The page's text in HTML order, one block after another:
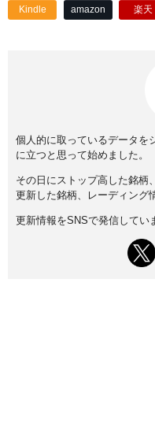
Kindle amazon 楽天
個人的に取っているデータを
に立つと思って始めました。
その日にストップ高した銘柄
更新した銘柄、レーディング
更新情報をSNSで発信してい